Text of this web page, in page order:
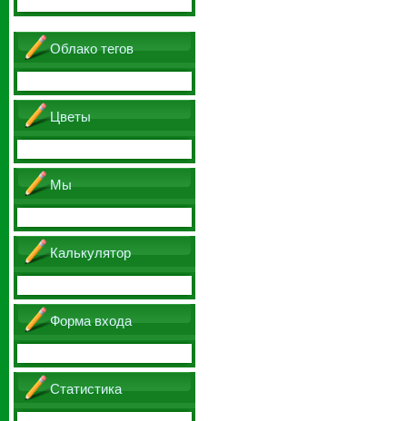
Облако тегов
Цветы
Мы
Калькулятор
Форма входа
Статистика